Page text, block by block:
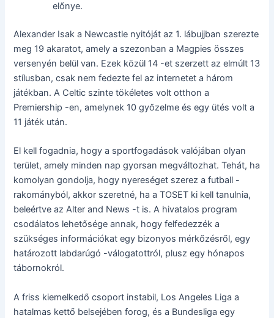
előnye.
Alexander Isak a Newcastle nyitóját az 1. lábujjban szerezte
meg 19 akaratot, amely a szezonban a Magpies összes
versenyén belül van. Ezek közül 14 -et szerzett az elmúlt 13
stílusban, csak nem fedezte fel az internetet a három
játékban. A Celtic szinte tökéletes volt otthon a
Premiership -en, amelynek 10 győzelme és egy ütés volt a
11 játék után.
El kell fogadnia, hogy a sportfogadások valójában olyan
terület, amely minden nap gyorsan megváltozhat. Tehát, ha
komolyan gondolja, hogy nyereséget szerez a futball -
rakományból, akkor szeretné, ha a TOSET ki kell tanulnia,
beleértve az Alter and News -t is. A hivatalos program
csodálatos lehetősége annak, hogy felfedezzék a
szükséges információkat egy bizonyos mérkőzésről, egy
határozott labdarúgó -válogatottról, plusz egy hónapos
tábornokról.
A friss kiemelkedő csoport instabil, Los Angeles Liga a
hatalmas kettő belsejében forog, és a Bundesliga egy